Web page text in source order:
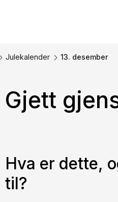
Julekalender 13. desember
Gjett
Hva er dette,
til?